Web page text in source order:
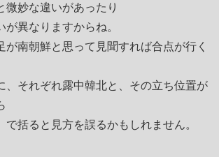
微妙な違いがあったり
が異なりますからね。
が南朝鮮と思って見聞すれば合点が行く
、それぞれ露中韓北と、その立ち位置が
で括ると見方を誤るかもしれません。